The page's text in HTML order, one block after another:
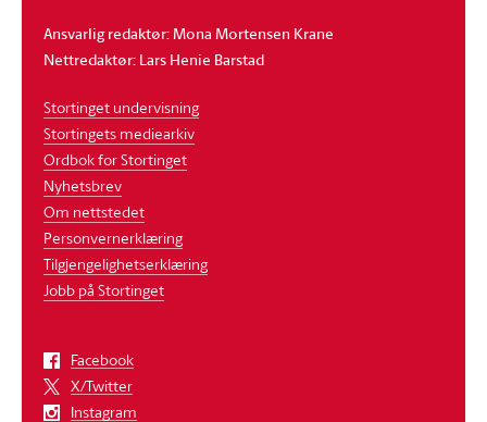
Ansvarlig redaktør: Mona Mortensen Krane
Nettredaktør: Lars Henie Barstad
Stortinget undervisning
Stortingets mediearkiv
Ordbok for Stortinget
Nyhetsbrev
Om nettstedet
Personvernerklæring
Tilgjengelighetserklæring
Jobb på Stortinget
Facebook
X/Twitter
Instagram